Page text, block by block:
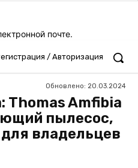
почте.
/ Авторизация
Обновлено: 20.03.2024
Thomas Amfibia
пылесос,
владельцев